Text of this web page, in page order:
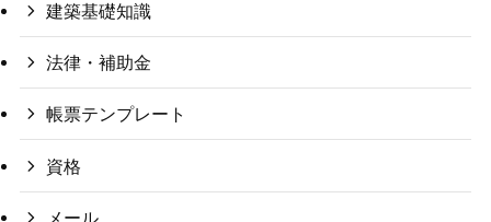
建築基礎知識
法律・補助金
帳票テンプレート
資格
メール